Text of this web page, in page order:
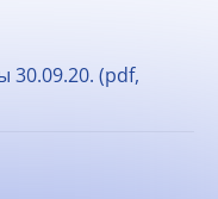
30.09.20. (pdf,